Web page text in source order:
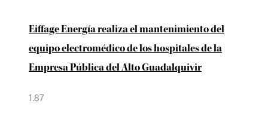
Eiffage Energía realiza el mantenimiento del
equipo electromédico de los hospitales de la
Empresa Pública del Alto Guadalquivir